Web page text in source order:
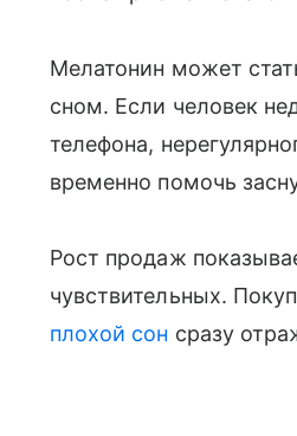
Мелатонин может
сном. Если человек
телефона,
временно помочь
Рост продаж
чувствительных.
плохой сон сразу